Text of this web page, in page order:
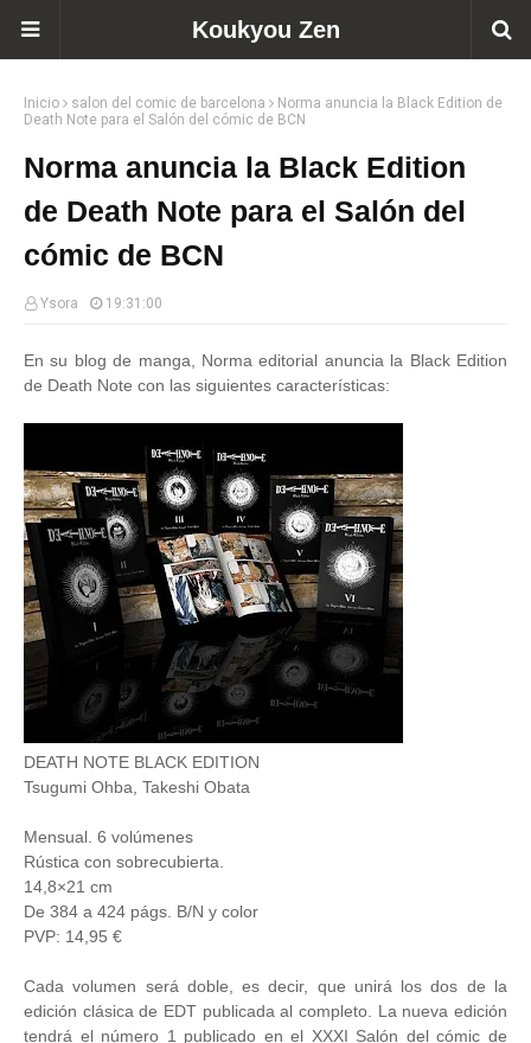
Koukyou Zen
Inicio salon del comic de barcelona
Norma anuncia la Black Edition de
Death Note para el Salón del cómic de BCN
Norma anuncia la Black Edition
de Death Note para el Salón del
cómic de BCN
Ysora 19:31:00
En su blog de manga, Norma editorial anuncia la Black Edition
de Death Note con las siguientes características:
DEATH NOTE BLACK EDITION
Tsugumi Ohba, Takeshi Obata
Mensual. 6 volúmenes
Rústica con sobrecubierta.
14,8×21 cm
De 384 a 424 págs. B/N y color
PVP: 14,95 €
Cada volumen será doble, es decir, que unirá los dos de la
edición clásica de EDT publicada al completo. La nueva edición
tendrá el número 1 publicado en el XXXI Salón del cómic de